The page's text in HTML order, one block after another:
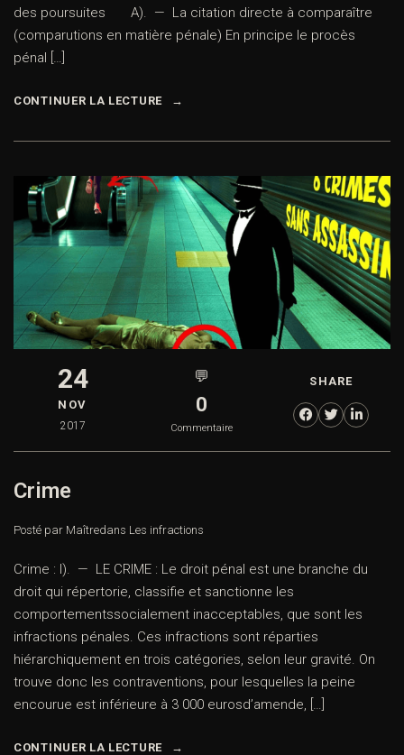
des poursuites A). — La citation directe à comparaître
(comparutions en matière pénale) En principe le procès
pénal […]
CONTINUER LA LECTURE
24
NOV
2017
💬
0
Commentaire
SHARE
Crime
Posté par Maîtredans Les infractions
Crime : I). — LE CRIME : Le droit pénal est une branche du
droit qui répertorie, classifie et sanctionne les
comportementssocialement inacceptables, que sont les
infractions pénales. Ces infractions sont réparties
hiérarchiquement en trois catégories, selon leur gravité. On
trouve donc les contraventions, pour lesquelles la peine
encourue est inférieure à 3 000 eurosd’amende, […]
CONTINUER LA LECTURE